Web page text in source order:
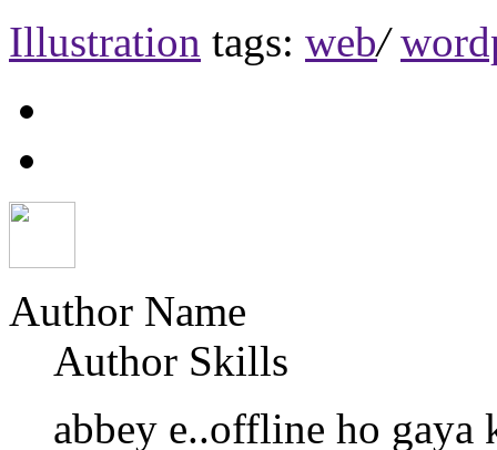
Illustration tags: web/
Author Name
Author Skills
abbey e..offline ho gaya